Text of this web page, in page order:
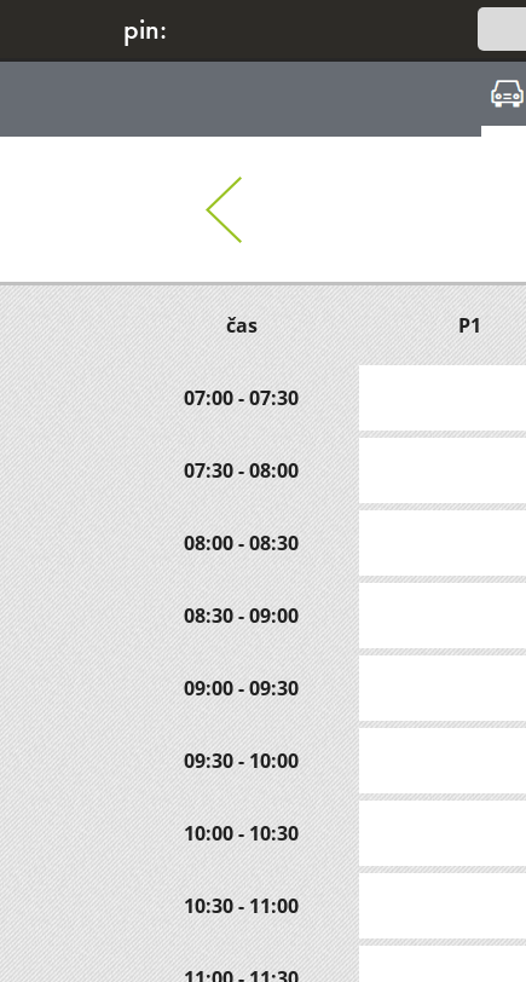
pin:
čas P1
07:00 - 07:30
07:30 - 08:00
08:00 - 08:30
08:30 - 09:00
09:00 - 09:30
09:30 - 10:00
10:00 - 10:30
10:30 - 11:00